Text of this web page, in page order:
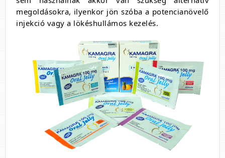
megoldásokra, ilyenkor jön szóba a potencianövelő
injekció vagy a lökéshullámos kezelés.